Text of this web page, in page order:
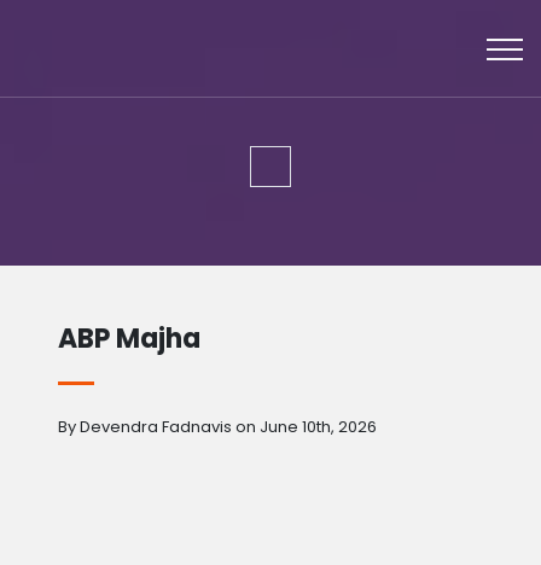
ABP Majha
By Devendra Fadnavis on June 10th, 2026